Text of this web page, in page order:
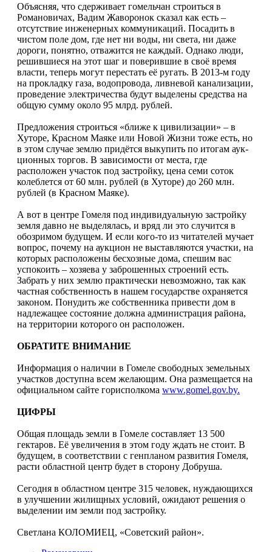
Объясняя, что сдерживает гомельчан строиться в
Романовичах, Вадим Жаворонок сказал как есть –
отсутствие инженерных коммуникаций. Посадить в
чистом поле дом, где нет ни воды, ни света, ни даже
дороги, понятно, отважится не каждый. Однако люди,
решившиеся на этот шаг и поверившие в своё время
власти, теперь могут перестать её ругать. В 2013-м году
на прокладку газа, водопровода, ливневой канализации,
проведение электричества будут выделены средства на
общую сумму около 95 млрд. рублей.
Предложения строиться «ближе к цивилизации» – в
Хуторе, Красном Маяке или Новой Жизни тоже есть, но
в этом случае землю придётся выкупить по итогам аук­
ционных торгов. В зависимости от места, где
расположен участок под застройку, цена семи соток
колеблется от 60 млн. рублей (в Хуторе) до 260 млн.
рублей (в Красном Маяке).
А вот в центре Гомеля под индивидуальную застройку
земля давно не выделялась, и вряд ли это случится в
обозримом будущем. И если кого-то из читателей мучает
вопрос, почему на аукцион не выставляются участки, на
которых расположены бесхозные дома, спешим вас
успокоить – хозяева у заброшенных строений есть.
Забрать у них землю практически невозможно, так как
частная собственность в нашем государстве охраняется
законом. Понудить же собственника привести дом в
надлежащее состояние должна администрация района,
на территории которого он расположен.
ОБРАТИТЕ ВНИМАНИЕ
Информация о наличии в Гомеле свободных земельных
участков доступна всем желающим. Она размещается на
официальном сайте горисполкома www.gomel.gov.by.
ЦИФРЫ
Общая площадь земли в Гомеле составляет 13 500
гектаров. Её увеличения в этом году ждать не стоит. В
будущем, в соответствии с генпланом развития Гомеля,
расти областной центр будет в сторону Добруша.
Сегодня в областном центре 315 человек, нуждающихся
в улучшении жилищных условий, ожидают решения о
выделении им земли под застройку.
Светлана КОЛОМИЕЦ, «Советский район».